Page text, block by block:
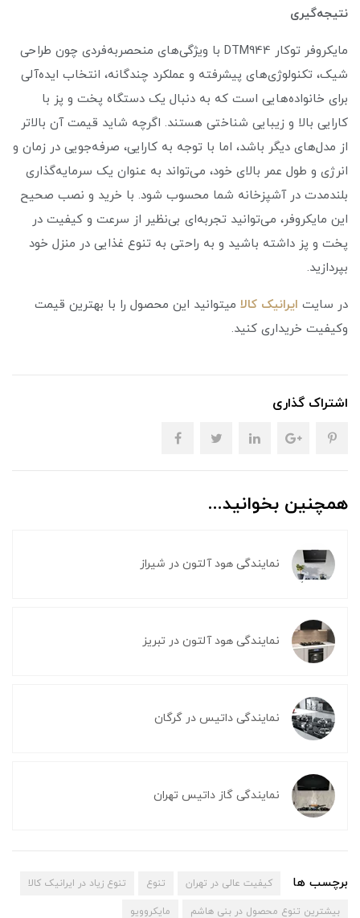
نتیجه‌گیری
مایکروفر توکار DTM944 با ویژگی‌های منحصربه‌فردی چون طراحی
شیک، تکنولوژی‌های پیشرفته و عملکرد چندگانه، انتخاب ایده‌آلی
برای خانواده‌هایی است که به دنبال یک دستگاه پخت و پز با
کارایی بالا و زیبایی شناختی هستند. اگرچه شاید قیمت آن بالاتر
از مدل‌های دیگر باشد، اما با توجه به کارایی، صرفه‌جویی در زمان و
انرژی و طول عمر بالای خود، می‌تواند به عنوان یک سرمایه‌گذاری
بلندمدت در آشپزخانه شما محسوب شود. با خرید و نصب صحیح
این مایکروفر، می‌توانید تجربه‌ای بی‌نظیر از سرعت و کیفیت در
پخت و پز داشته باشید و به راحتی به تنوع غذایی در منزل خود
بپردازید.
در سایت ایرانیک کالا میتوانید این محصول را با بهترین قیمت
وکیفیت خریداری کنید.
اشتراک گذاری
همچنین بخوانید...
نمایندگی هود آلتون در شیراز
نمایندگی هود آلتون در تبریز
نمایندگی داتیس در گرگان
نمایندگی گاز داتیس تهران
برچسب ها کیفیت عالی در تهران تنوع تنوع زیاد در ایرانیک کالا
بیشترین تنوع محصول در بنی هاشم مایکروویو